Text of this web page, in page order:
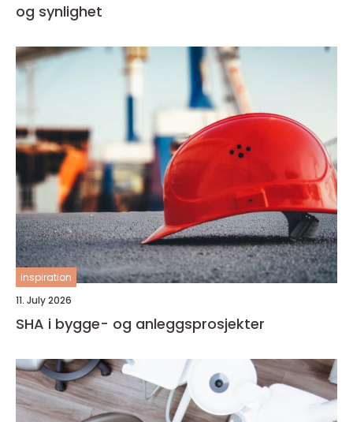
og synlighet
inspiration
11. July 2026
SHA i bygge- og anleggsprosjekter